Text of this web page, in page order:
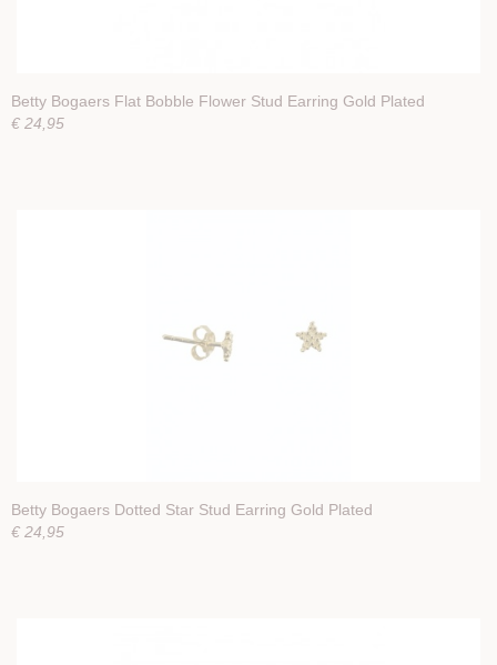
Betty Bogaers Flat Bobble Flower Stud Earring Gold Plated
€ 24,95
Betty Bogaers Dotted Star Stud Earring Gold Plated
€ 24,95